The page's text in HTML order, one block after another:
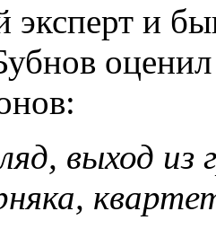
и
выход из